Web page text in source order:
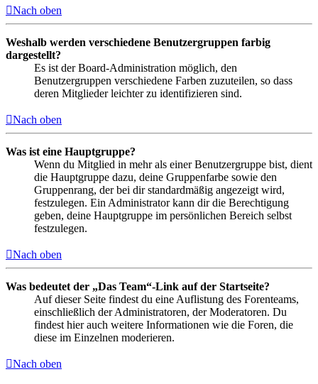
Nach oben
Weshalb werden verschiedene Benutzergruppen farbig
dargestellt?
Es ist der Board-Administration möglich, den
Benutzergruppen verschiedene Farben zuzuteilen, so dass
deren Mitglieder leichter zu identifizieren sind.
Nach oben
Was ist eine Hauptgruppe?
Wenn du Mitglied in mehr als einer Benutzergruppe bist, dient
die Hauptgruppe dazu, deine Gruppenfarbe sowie den
Gruppenrang, der bei dir standardmäßig angezeigt wird,
festzulegen. Ein Administrator kann dir die Berechtigung
geben, deine Hauptgruppe im persönlichen Bereich selbst
festzulegen.
Nach oben
Was bedeutet der „Das Team“-Link auf der Startseite?
Auf dieser Seite findest du eine Auflistung des Forenteams,
einschließlich der Administratoren, der Moderatoren. Du
findest hier auch weitere Informationen wie die Foren, die
diese im Einzelnen moderieren.
Nach oben